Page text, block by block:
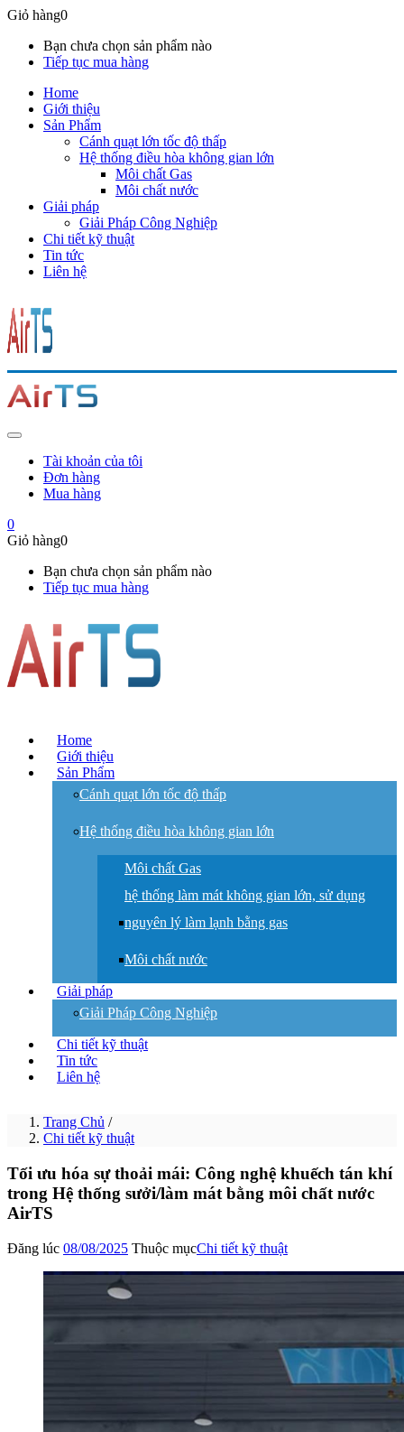
Giỏ hàng0
Bạn chưa chọn sản phẩm nào
Tiếp tục mua hàng
Home
Giới thiệu
Sản Phẩm
Cánh quạt lớn tốc độ thấp
Hệ thống điều hòa không gian lớn
Môi chất Gas
Môi chất nước
Giải pháp
Giải Pháp Công Nghiệp
Chi tiết kỹ thuật
Tin tức
Liên hệ
Tài khoản của tôi
Đơn hàng
Mua hàng
0
Giỏ hàng0
Bạn chưa chọn sản phẩm nào
Tiếp tục mua hàng
Home
Giới thiệu
Sản Phẩm
Cánh quạt lớn tốc độ thấp
Hệ thống điều hòa không gian lớn
Môi chất Gas
hệ thống làm mát không gian lớn, sử dụng
nguyên lý làm lạnh bằng gas
Môi chất nước
Giải pháp
Giải Pháp Công Nghiệp
Chi tiết kỹ thuật
Tin tức
Liên hệ
Trang Chủ /
Chi tiết kỹ thuật
Tối ưu hóa sự thoải mái: Công nghệ khuếch tán khí
trong Hệ thống sưởi/làm mát bằng môi chất nước
AirTS
Đăng lúc 08/08/2025 Thuộc mụcChi tiết kỹ thuật